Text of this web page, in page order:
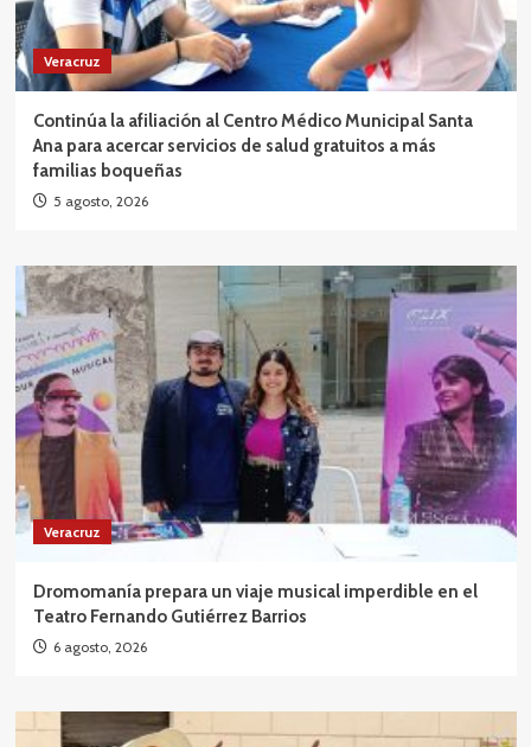
Veracruz
Continúa la afiliación al Centro Médico Municipal Santa
Ana para acercar servicios de salud gratuitos a más
familias boqueñas
5 agosto, 2026
Veracruz
Dromomanía prepara un viaje musical imperdible en el
Teatro Fernando Gutiérrez Barrios
6 agosto, 2026